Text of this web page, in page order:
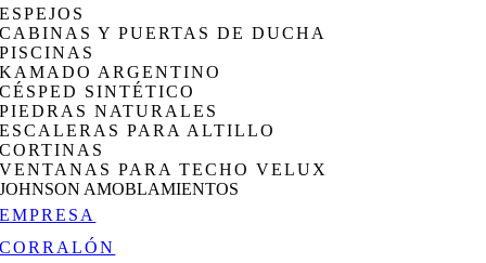
ESPEJOS
CABINAS Y PUERTAS DE DUCHA
PISCINAS
KAMADO ARGENTINO
CÉSPED SINTÉTICO
PIEDRAS NATURALES
ESCALERAS PARA ALTILLO
CORTINAS
VENTANAS PARA TECHO VELUX
JOHNSON AMOBLAMIENTOS
EMPRESA
CORRALÓN